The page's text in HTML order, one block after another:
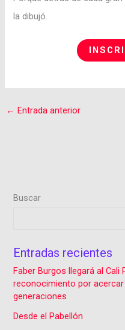
la dibujó.
← Entrada anterior
Buscar
Entradas recientes
Faber Burgos llegará al Cali
reconocimiento por
generaciones
Desde el Pabellón